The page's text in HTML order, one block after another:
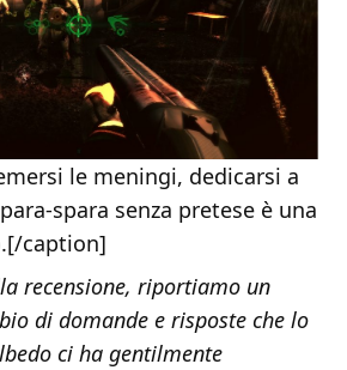
le meningi, dedicarsi a
spara senza pretese è una
caption]
recensione, riportiamo un
di domande e risposte che lo
ci ha gentilmente